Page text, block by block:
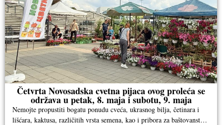
Četvrta Novosadska cvetna pijaca ovog proleća se
održava u petak, 8. maja i subotu, 9. maja
Nemojte propustiti bogatu ponudu cveća, ukrasnog bilja, četinara i
lišćara, kaktusa, različitih vrsta semena, kao i pribora za baštovanstvo.